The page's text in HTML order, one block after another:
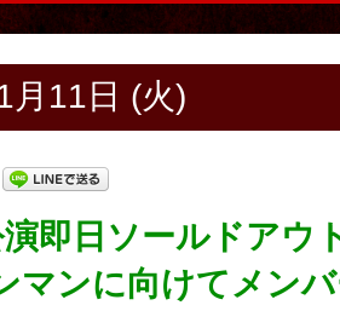
月11日 (火)
即日ソールドアウ
マンに向けてメン